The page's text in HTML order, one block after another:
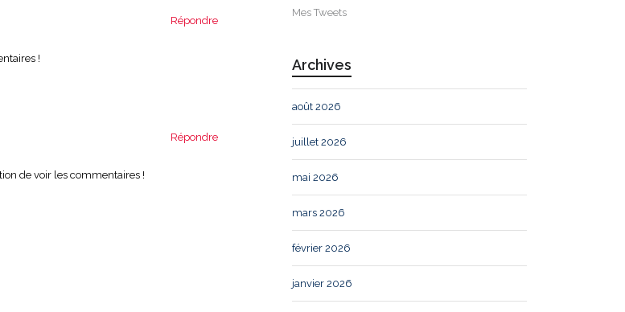
Répondre
!
Répondre
de voir les commentaires !
Mes Tweets
Archives
août 2026
juillet 2026
mai 2026
mars 2026
février 2026
janvier 2026